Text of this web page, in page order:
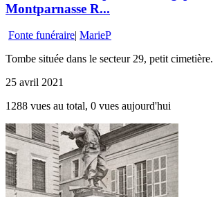
Montparnasse R...
Fonte funéraire| MarieP
Tombe située dans le secteur 29, petit cimetière.
25 avril 2021
1288 vues au total, 0 vues aujourd'hui